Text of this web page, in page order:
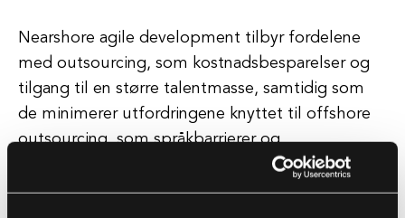
Nearshore agile development tilbyr fordelene
med outsourcing, som kostnadsbesparelser og
tilgang til en større talentmasse, samtidig som
de minimerer utfordringene knyttet til offshore
outsourcing, som språkbarrierer og
tidssoneforskjeller. Ved å kombinere agil
metodikk med nærshore outsourcing, tilbyr